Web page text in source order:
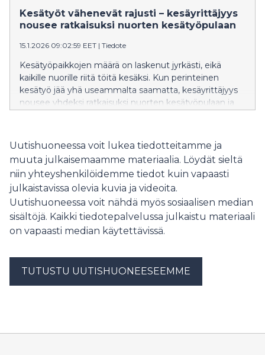
Kesätyöt vähenevät rajusti – kesäyrittäjyys
nousee ratkaisuksi nuorten kesätyöpulaan
15.1.2026 09:02:59 EET | Tiedote
Kesätyöpaikkojen määrä on laskenut jyrkästi, eikä
kaikille nuorille riitä töitä kesäksi. Kun perinteinen
kesätyö jää yhä useammalta saamatta, kesäyrittäjyys
nousee yhdeksi ratkaisuksi nuorten kesätyöpulaan ja
Uutishuoneessa voit lukea tiedotteitamme ja
muuta julkaisemaamme materiaalia. Löydät sieltä
niin yhteyshenkilöidemme tiedot kuin vapaasti
julkaistavissa olevia kuvia ja videoita.
Uutishuoneessa voit nähdä myös sosiaalisen median
sisältöjä. Kaikki tiedotepalvelussa julkaistu materiaali
on vapaasti median käytettävissä.
TUTUSTU UUTISHUONEESEEMME